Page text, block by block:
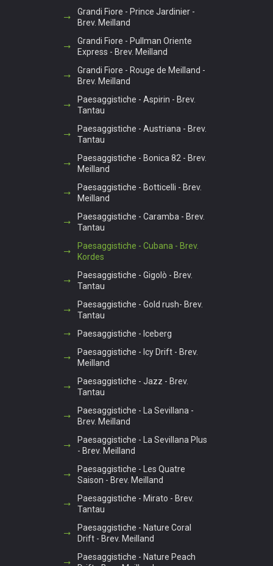
Grandi Fiore - Prince Jardinier -
Brev. Meilland
Grandi Fiore - Pullman Oriente
Express - Brev. Meilland
Grandi Fiore - Rouge de Meilland -
Brev. Meilland
Paesaggistiche - Aspirin - Brev.
Tantau
Paesaggistiche - Austriana - Brev.
Tantau
Paesaggistiche - Bonica 82 - Brev.
Meilland
Paesaggistiche - Botticelli - Brev.
Meilland
Paesaggistiche - Caramba - Brev.
Tantau
Paesaggistiche - Cubana - Brev.
Kordes
Paesaggistiche - Gigolò - Brev.
Tantau
Paesaggistiche - Gold rush- Brev.
Tantau
Paesaggistiche - Iceberg
Paesaggistiche - Icy Drift - Brev.
Meilland
Paesaggistiche - Jazz - Brev.
Tantau
Paesaggistiche - La Sevillana -
Brev. Meilland
Paesaggistiche - La Sevillana Plus
- Brev. Meilland
Paesaggistiche - Les Quatre
Saison - Brev. Meilland
Paesaggistiche - Mirato - Brev.
Tantau
Paesaggistiche - Nature Coral
Drift - Brev. Meilland
Paesaggistiche - Nature Peach